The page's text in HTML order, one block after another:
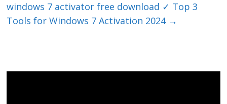
windows 7 activator free download ✓ Top 3
Tools for Windows 7 Activation 2024 →